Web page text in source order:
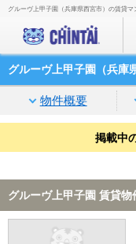
グルーヴ上甲子園（兵庫県西宮市）の賃貸
グルーヴ上甲子園（兵庫
物件概要
掲載中
グルーヴ上甲子園 賃貸物